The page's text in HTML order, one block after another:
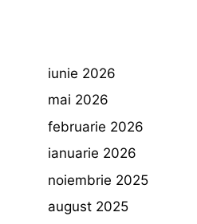
iunie 2026
mai 2026
februarie 2026
ianuarie 2026
noiembrie 2025
august 2025